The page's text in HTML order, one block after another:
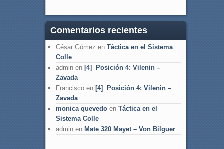
Comentarios recientes
César Gómez en Táctica en el Sistema
Colle
adminen [4] Posición 4: Vilenin –
Zavada
Franciscoen [4] Posición 4: Vilenin –
Zavada
monica quevedoen Táctica en el
Sistema Colle
adminen Mate 320 Mayet – Von Bilguer